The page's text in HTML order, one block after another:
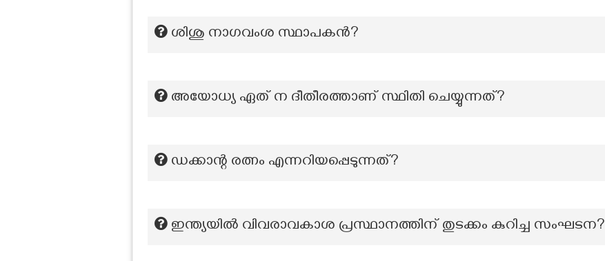
ശിശു നാഗവംശ സ്ഥാപകന്‍?
അയോധ്യ ഏത് ന ദീതീരത്താണ് സ്ഥിതി ചെയ്യുന്നത്?
ഡക്കാന്റ രത്നം എന്നറിയപ്പെടുന്നത്?
ഇന്ത്യയിൽ വിവരാവകാശ പ്രസ്ഥാനത്തിന് തുടക്കം കുറിച്ച സംഘടന?